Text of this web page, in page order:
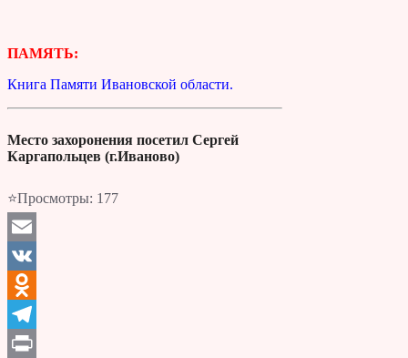
ПАМЯТЬ:
Книга Памяти Ивановской области.
Место захоронения посетил Сергей
Каргапольцев (г.Иваново)
⭐Просмотры: 177
Email
VK
Odnoklassniki
Telegram